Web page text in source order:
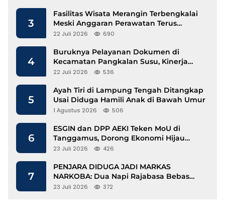
3
Fasilitas Wisata Merangin Terbengkalai
Meski Anggaran Perawatan Terus
Mengalir
22 Juli 2026 690
4
Buruknya Pelayanan Dokumen di
Kecamatan Pangkalan Susu, Kinerja
Disdukcapil Langkat Disorot
22 Juli 2026 536
5
Ayah Tiri di Lampung Tengah Ditangkap
Usai Diduga Hamili Anak di Bawah Umur
1 Agustus 2026 506
6
ESGIN dan DPP AEKI Teken MoU di
Tanggamus, Dorong Ekonomi Hijau
Berbasis Kopi dan Perdagangan Karbon
23 Juli 2026 426
7
PENJARA DIDUGA JADI MARKAS
NARKOBA: Dua Napi Rajabasa Bebas
Gunakan HP, Muncul Dugaan
23 Juli 2026 372